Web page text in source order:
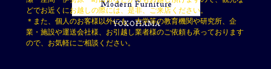
どでお近くにお越しの際には、是非、ご来店ください。
＊また、個人のお客様以外にも、大学等の教育機関や研究所、企
業・施設や運送会社様、お引越し業者様のご依頼も承っております
ので、お気軽にご相談ください。